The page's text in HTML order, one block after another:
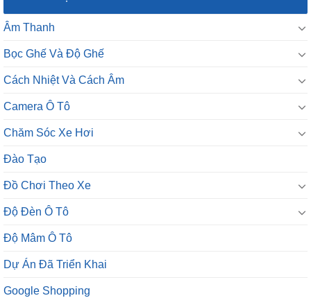
Âm Thanh
Bọc Ghế Và Độ Ghế
Cách Nhiệt Và Cách Âm
Camera Ô Tô
Chăm Sóc Xe Hơi
Đào Tạo
Đồ Chơi Theo Xe
Độ Đèn Ô Tô
Độ Mâm Ô Tô
Dự Án Đã Triển Khai
Google Shopping